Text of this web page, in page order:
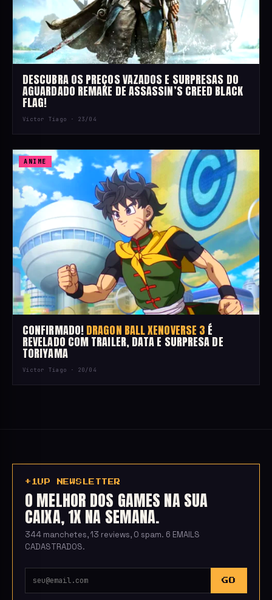
DESCUBRA OS PREÇOS VAZADOS E SURPRESAS DO
AGUARDADO REMAKE DE ASSASSIN’S CREED BLACK
FLAG!
Victor Tiago · 23/04
ANIME
CONFIRMADO!DRAGON BALL XENOVERSE 3 É
REVELADO COM TRAILER, DATA E SURPRESA DE
TORIYAMA
Victor Tiago · 20/04
+1UP NEWSLETTER
O MELHOR DOS GAMES NA SUA
CAIXA, 1X NA SEMANA.
344 manchetes, 13 reviews, 0 spam. 6 EMAILS
CADASTRADOS.
GO